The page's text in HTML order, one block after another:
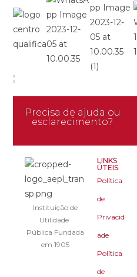
Precisa de ajuda ou
esclarecimento?
Instituição de
Utilidade
Pública Fundada
em 1905
LINKS
ÚTEIS
Política
de
Privacid
ade
Política
de